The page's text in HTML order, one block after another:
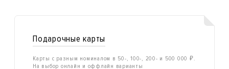
Подарочные карты
Карты с разным номиналом в 50-, 100-, 200- и 500 000 ₽.
На выбор онлайн и оффлайн варианты